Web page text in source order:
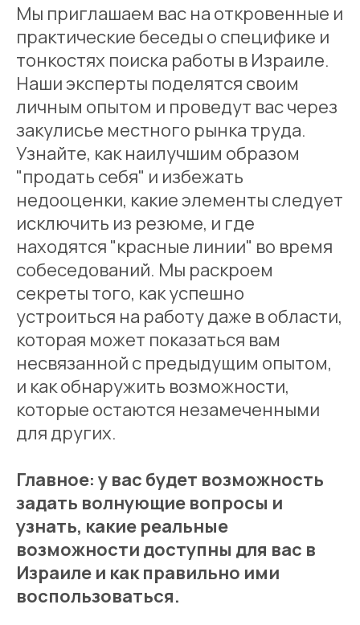
Мы приглашаем вас на откровенные и
практические беседы о специфике и
тонкостях поиска работы в Израиле.
Наши эксперты поделятся своим
личным опытом и проведут вас через
закулисье местного рынка труда.
Узнайте, как наилучшим образом
"продать себя" и избежать
недооценки, какие элементы следует
исключить из резюме, и где
находятся "красные линии" во время
собеседований. Мы раскроем
секреты того, как успешно
устроиться на работу даже в области,
которая может показаться вам
несвязанной с предыдущим опытом,
и как обнаружить возможности,
которые остаются незамеченными
для других.
Главное: у вас будет возможность
задать волнующие вопросы и
узнать, какие реальные
возможности доступны для вас в
Израиле и как правильно ими
воспользоваться.